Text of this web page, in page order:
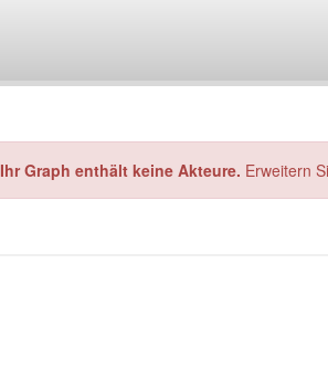
Ihr Graph enthält keine Akteure. Erweitern